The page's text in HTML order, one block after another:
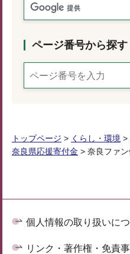
ページ番号から探す
トップページ > くらし・環境 >
奈良県応援寄付金 > 奈良ファ
個人情報の取り扱いに
リンク・著作権・免責